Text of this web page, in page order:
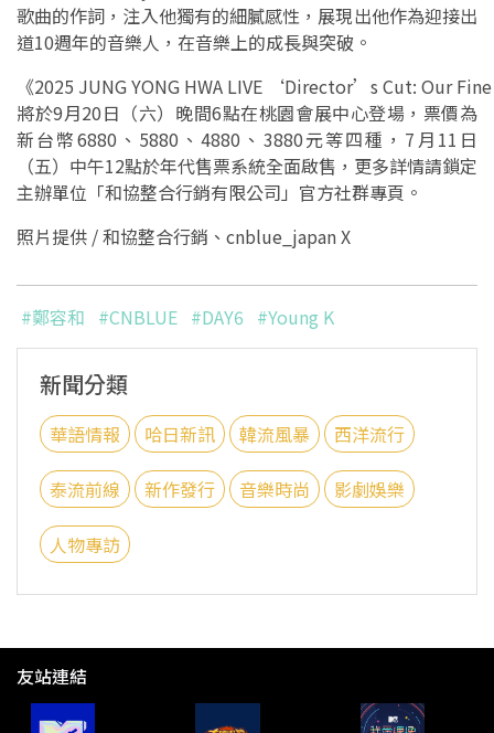
歌曲的作詞，注入他獨有的細膩感性，展現出他作為迎接出
道10週年的音樂人，在音樂上的成長與突破。
《2025 JUNG YONG HWA LIVE ‘Director’s Cut: Our
將於9月20日（六）晚間6點在桃園會展中心登場，票價為
新台幣6880、5880、4880、3880元等四種，7月11日
（五）中午12點於年代售票系統全面啟售，更多詳情請鎖定
主辦單位「和協整合行銷有限公司」官方社群專頁。
照片提供 / 和協整合行銷、cnblue_japan X
#鄭容和 #CNBLUE #DAY6 #Young K
新聞分類
華語情報 哈日新訊 韓流風暴 西洋流行
泰流前線 新作發行 音樂時尚 影劇娛樂
人物專訪
友站連結